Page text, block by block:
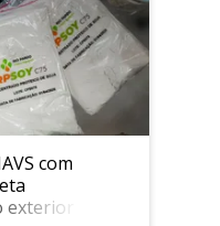
com
exterior